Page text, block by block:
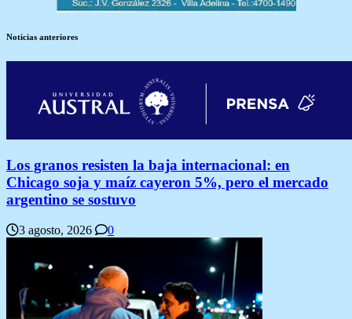
Noticias anteriores
Los granos resisten la baja internacional: en
Chicago soja y maíz cayeron 5%, pero el mercado
argentino se sostuvo
3 agosto, 2026 0